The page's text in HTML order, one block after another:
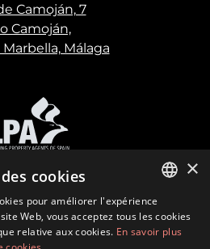
Camoján, 7
Camoján,
Málaga
ENGLISH
SPANISH
×
cookies
pour améliorer l'expérience
Web, vous acceptez tous les cookies
relative aux cookies. En savoir plus